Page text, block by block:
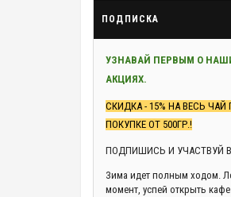
ПОДПИСКА
УЗНАВАЙ ПЕРВЫМ О
АКЦИЯХ.
СКИДКА - 15% НА ВЕСЬ ЧАЙ
ПОКУПКЕ ОТ 500ГР.!
ПОДПИШИСЬ И УЧАСТВУЙ
Зима идет полным ходом.
момент, успей открыть